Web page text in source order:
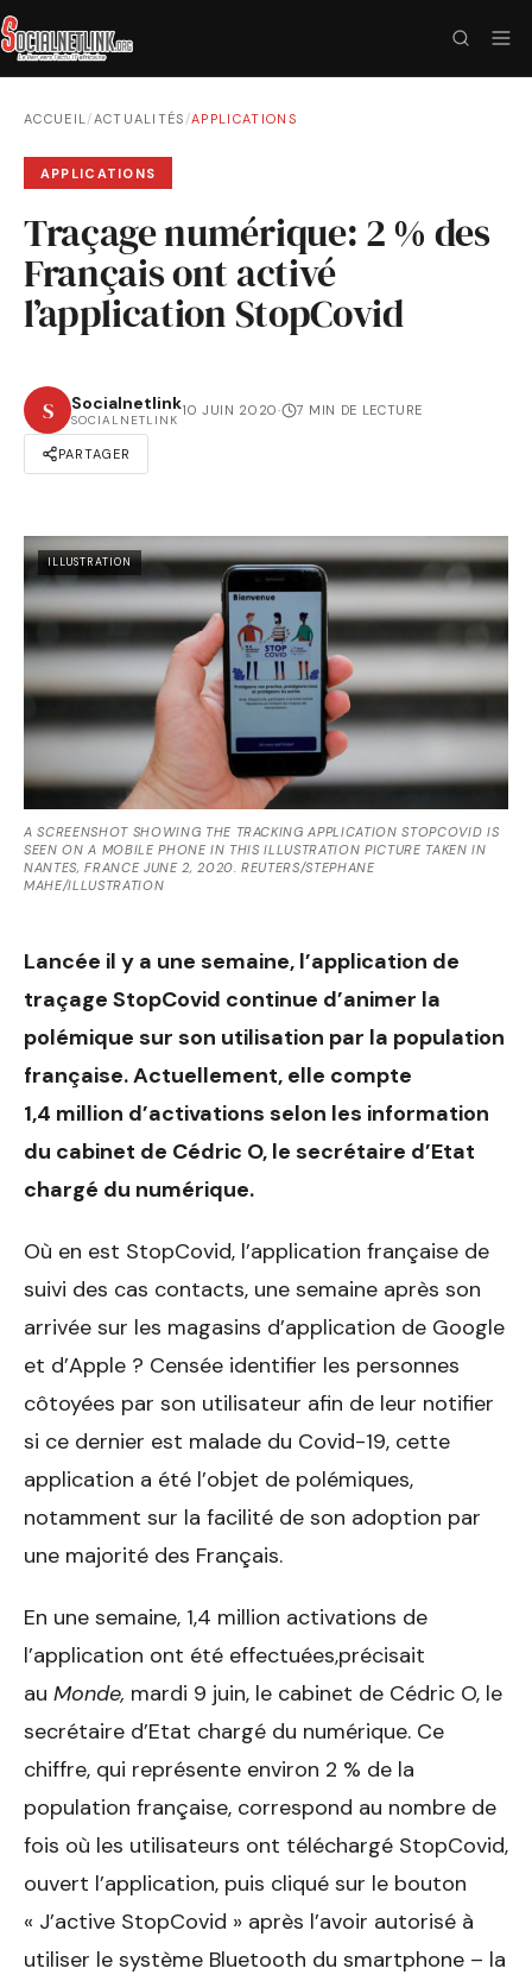
ACCUEIL/ACTUALITÉS /APPLICATIONS
APPLICATIONS
Traçage numérique: 2 % des
Français ont activé
l’application StopCovid
S Socialnetlink
SOCIALNETLINK
10 JUIN 2020· 7 MIN DE LECTURE
PARTAGER
ILLUSTRATION
A SCREENSHOT SHOWING THE TRACKING APPLICATION STOPCOVID IS
SEEN ON A MOBILE PHONE IN THIS ILLUSTRATION PICTURE TAKEN IN
NANTES, FRANCE JUNE 2, 2020. REUTERS/STEPHANE
MAHE/ILLUSTRATION
Lancée il y a une semaine, l’application de
traçage StopCovid continue d’animer la
polémique sur son utilisation par la population
française. Actuellement, elle compte
1,4 million d’activations selon les information
du cabinet de Cédric O, le secrétaire d’Etat
chargé du numérique.
Où en est StopCovid, l’application française de
suivi des cas contacts, une semaine après son
arrivée sur les magasins d’application de Google
et d’Apple ? Censée identifier les personnes
côtoyées par son utilisateur afin de leur notifier
si ce dernier est malade du Covid-19, cette
application a été l’objet de polémiques,
notamment sur la facilité de son adoption par
une majorité des Français.
En une semaine, 1,4 million activations de
l’application ont été effectuées,précisait
au Monde, mardi 9 juin, le cabinet de Cédric O, le
secrétaire d’Etat chargé du numérique. Ce
chiffre, qui représente environ 2 % de la
population française, correspond au nombre de
fois où les utilisateurs ont téléchargé StopCovid,
ouvert l’application, puis cliqué sur le bouton
« J’active StopCovid » après l’avoir autorisé à
utiliser le système Bluetooth du smartphone – la